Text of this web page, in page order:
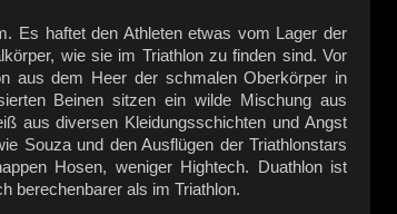
Es haftet den Athleten etwas vom Lager der
wie sie im Triathlon zu finden sind. Vor
aus dem Heer der schmalen Oberkörper in
Beinen sitzen ein wilde Mischung aus
aus diversen Kleidungsschichten und Angst
Souza und den Ausflügen der Triathlonstars
Hosen, weniger Hightech. Duathlon ist
berechenbarer als im Triathlon.